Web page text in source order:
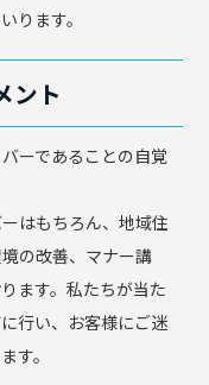
ります。
ント
ーであることの自覚
はもちろん、地域住
の改善、マナー講
ます。私たちが当た
行い、お客様にご迷
す。